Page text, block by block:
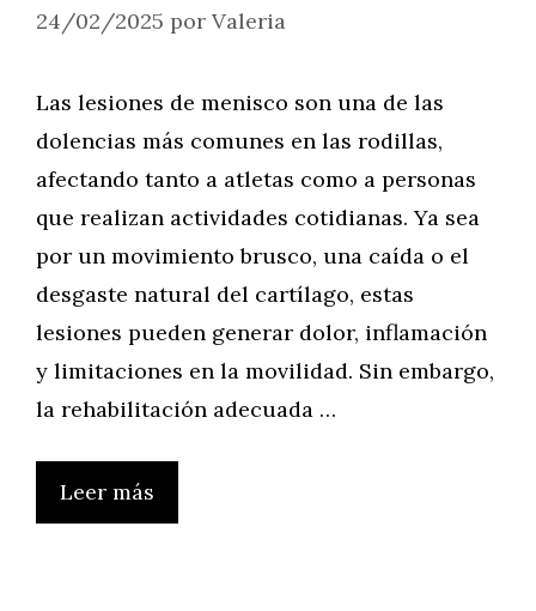
24/02/2025 por Valeria
Las lesiones de menisco son una de las
dolencias más comunes en las rodillas,
afectando tanto a atletas como a personas
que realizan actividades cotidianas. Ya sea
por un movimiento brusco, una caída o el
desgaste natural del cartílago, estas
lesiones pueden generar dolor, inflamación
y limitaciones en la movilidad. Sin embargo,
la rehabilitación adecuada …
Leer más